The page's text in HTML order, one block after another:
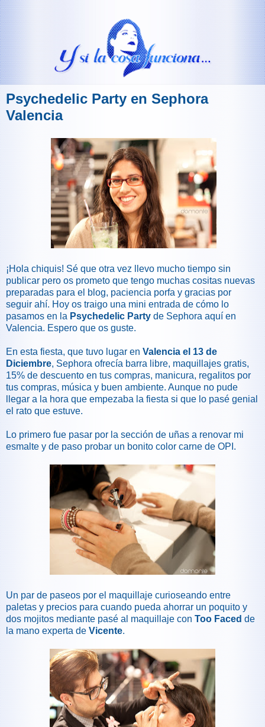
Psychedelic Party en Sephora
Valencia
¡Hola chiquis! Sé que otra vez llevo mucho tiempo sin
publicar pero os prometo que tengo muchas cositas nuevas
preparadas para el blog, paciencia porfa y gracias por
seguir ahí. Hoy os traigo una mini entrada de cómo lo
pasamos en la Psychedelic Party de Sephora aquí en
Valencia. Espero que os guste.
En esta fiesta, que tuvo lugar en Valencia el 13 de
Diciembre, Sephora ofrecía barra libre, maquillajes gratis,
15% de descuento en tus compras, manicura, regalitos por
tus compras, música y buen ambiente. Aunque no pude
llegar a la hora que empezaba la fiesta si que lo pasé genial
el rato que estuve.
Lo primero fue pasar por la sección de uñas a renovar mi
esmalte y de paso probar un bonito color carne de OPI.
Un par de paseos por el maquillaje curioseando entre
paletas y precios para cuando pueda ahorrar un poquito y
dos mojitos mediante pasé al maquillaje con Too Faced de
la mano experta de Vicente.